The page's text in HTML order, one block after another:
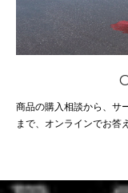
商品の購入相談から、サ
まで、オンラインでお答